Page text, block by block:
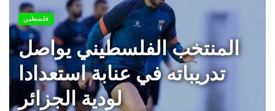
فلسطين
المنتخب الفلسطيني يواصل
تدريباته في عنابة استعدادا
لودية الجزائر